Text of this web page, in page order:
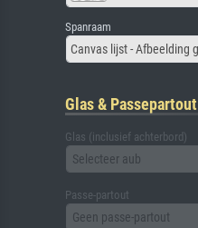
Spanraam
Glas & Passepartout
Glas (inclusief achterbord)
Selecteer aub
Passe-partout
Geen passe-partout